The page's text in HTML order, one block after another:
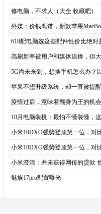
·修电脑，不求人（大全 收藏吧）
·外媒：价钱离谱，新款苹果
·618配电脑选这些配件性价比绝对
·高刷新率被用户和媒体追捧，但
·5G尚未来到，想换手机怎么办？
·苹果不想升级系统，却一直被提
·疫情过后，意味着翻身为王的机
·10月电脑装机：最怕不懂装懂，
·小米10DXO强势登顶第一位，对
·小米10DXO强势登顶第一位，对
·小米澄清：并未获得网传的贷款
·魅族17pro配置曝光